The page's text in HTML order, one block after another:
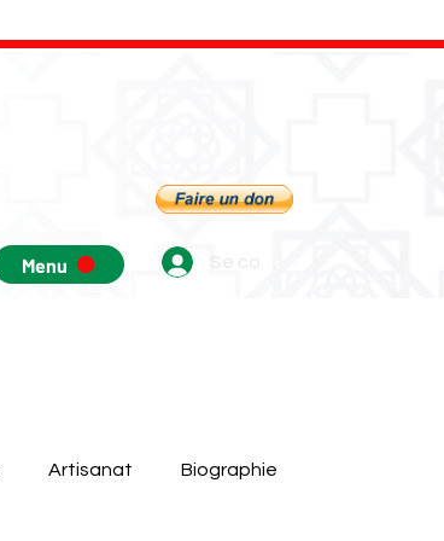
Se connecter
Menu
Artisanat Biographie